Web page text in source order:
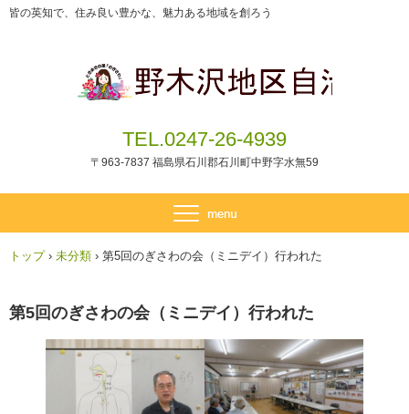
皆の英知で、住み良い豊かな、魅力ある地域を創ろう
TEL.0247-26-4939
〒963-7837 福島県石川郡石川町中野字水無59
トップ › 未分類 › 第5回のぎさわの会（ミニデイ）行われた
第5回のぎさわの会（ミニデイ）行われた